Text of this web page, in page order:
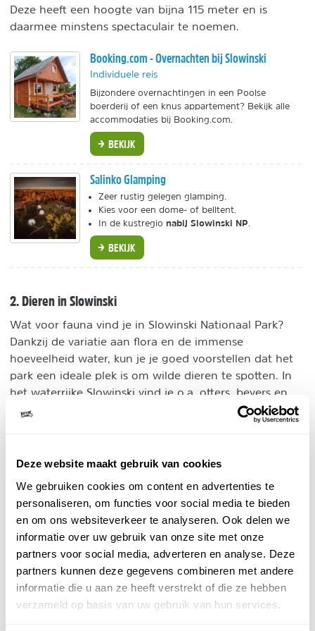
Deze website maakt gebruik van cookies
We gebruiken cookies om content en advertenties te
personaliseren, om functies voor social media te bieden
en om ons websiteverkeer te analyseren. Ook delen we
informatie over uw gebruik van onze site met onze
partners voor social media, adverteren en analyse. Deze
partners kunnen deze gegevens combineren met andere
informatie die u aan ze heeft verstrekt of die ze hebben
verzameld op basis van uw gebruik van hun services.
Deze heeft een hoogte van bijna 115 meter en is
daarmee minstens spectaculair te noemen.
Booking.com - Overnachten bij Slowinski
Individuele reis
Bijzondere overnachtingen in een Poolse
boerderij of een knus appartement? Bekijk alle
accommodaties bij Booking.com.
BEKIJK
Salinko Glamping
Zeer rustig gelegen glamping.
Kies voor een dome- of belltent.
In de kustregio nabij Slowinski NP
BEKIJK
2. Dieren in Slowinski
Wat voor fauna vind je in Slowinski Nationaal Park?
Dankzij de variatie aan flora en de immense
hoeveelheid water, kun je je goed voorstellen dat het
park een ideale plek is om wilde dieren te spotten. In
het waterrijke Slowinski vind je o.a. otters, bevers en
vooral ook veel insectensoorten.
bergeend observeren. In totaal zijn er 260
vogelsoorten om te waarnemen.
3. Flora in Slowinski